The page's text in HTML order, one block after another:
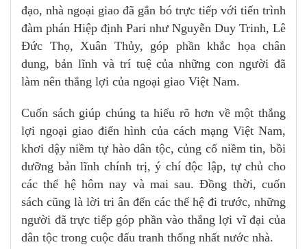
đạo, nhà ngoại giao đã gắn bó trực tiếp với tiến trình
đàm phán Hiệp định Pari như Nguyễn Duy Trinh, Lê
Đức Thọ, Xuân Thủy, góp phần khắc họa chân
dung, bản lĩnh và trí tuệ của những con người đã
làm nên thắng lợi của ngoại giao Việt Nam.
Cuốn sách giúp chúng ta hiểu rõ hơn về một thắng
lợi ngoại giao điển hình của cách mạng Việt Nam,
khơi dậy niềm tự hào dân tộc, củng cố niềm tin, bồi
dưỡng bản lĩnh chính trị, ý chí độc lập, tự chủ cho
các thế hệ hôm nay và mai sau. Đồng thời, cuốn
sách cũng là lời tri ân đến các thế hệ đi trước, những
người đã trực tiếp góp phần vào thắng lợi vĩ đại của
dân tộc trong cuộc đấu tranh thống nhất nước nhà.